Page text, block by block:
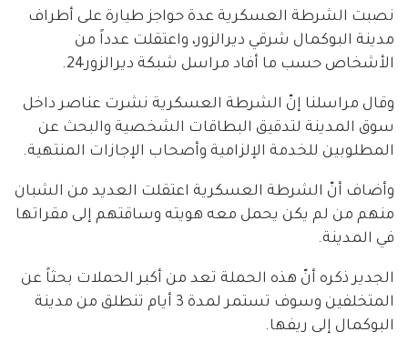
نصبت الشرطة العسكرية عدة حواجز طيارة على أطراف
مدينة البوكمال شرقي ديرالزور، واعتقلت عدداً من
الأشخاص حسب ما أفاد مراسل شبكة ديرالزور24.
وقال مراسلنا إنّ الشرطة العسكرية نشرت عناصر داخل
سوق المدينة لتدقيق البطاقات الشخصية والبحث عن
المطلوبين للخدمة الإلزامية وأصحاب الإجازات المنتهية.
وأضاف أنّ الشرطة العسكرية اعتقلت العديد من الشبان
منهم من لم يكن يحمل معه هويته وساقتهم إلى مقراتها
في المدينة.
الجدير ذكره أنّ هذه الحملة تعد من أكبر الحملات بحثاً عن
المتخلفين وسوف تستمر لمدة 3 أيام تنطلق من مدينة
البوكمال إلى ريفها.